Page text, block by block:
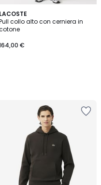
LACOSTE
collo alto con cerniera in
€